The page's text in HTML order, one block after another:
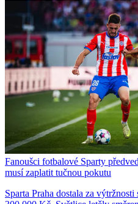
Fanoušci fotbalové Sparty
musí zaplatit tučnou pokutu
Sparta Praha dostala za